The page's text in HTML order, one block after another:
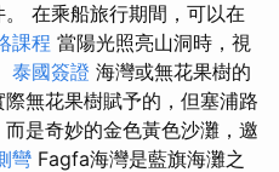
在乘船旅行期間，可以在
課程 當陽光照亮山洞時，視
泰國簽證 海灣或無花果樹的
無花果樹賦予的，但塞浦路
是奇妙的金色黃色沙灘，邀
彎 Fagfa海灣是藍旗海灘之